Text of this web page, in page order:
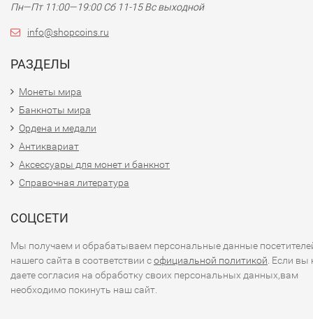
Пн—Пт 11:00—19:00 Сб 11-15 Вс выходной
info@shopcoins.ru
РАЗДЕЛЫ
Монеты мира
Банкноты мира
Ордена и медали
Антиквариат
Аксессуары для монет и банкнот
Справочная литература
СОЦСЕТИ
Мы получаем и обрабатываем персональные данные
нашего сайта в соответствии софициальной политикой . Если вы
даете согласия на обработку своих персональных данных,вам
необходимо покинуть наш сайт.